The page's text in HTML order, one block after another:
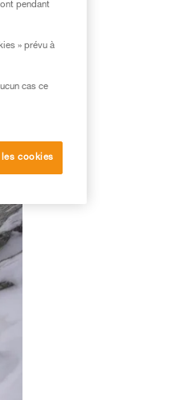
pendant
» prévu à
cas ce
cookies